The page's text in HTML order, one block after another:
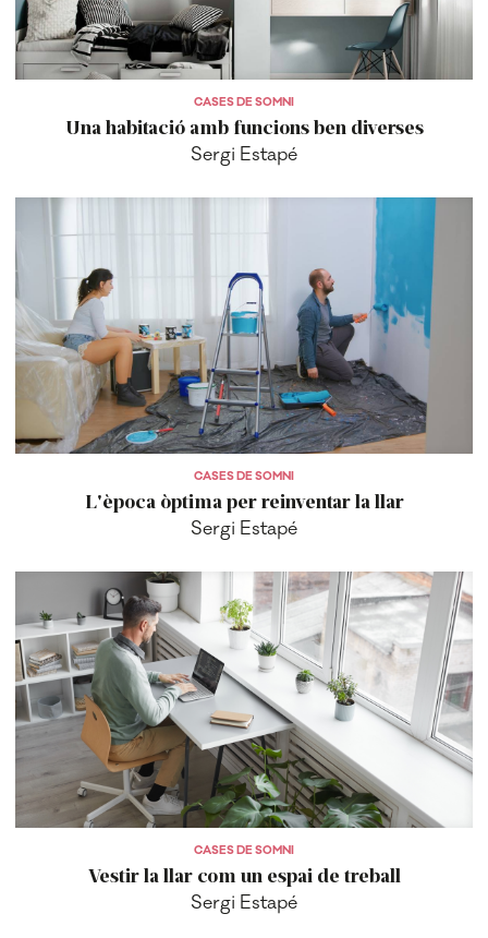
CASES DE SOMNI
Una habitació amb funcions ben diverses
Sergi Estapé
CASES DE SOMNI
L'època òptima per reinventar la llar
Sergi Estapé
CASES DE SOMNI
Vestir la llar com un espai de treball
Sergi Estapé